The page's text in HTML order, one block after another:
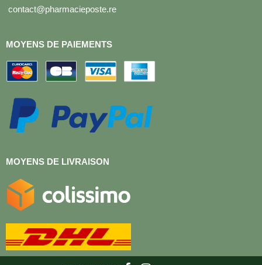
contact@pharmacieposte.re
MOYENS DE PAIEMENTS
MOYENS DE LIVRAISON